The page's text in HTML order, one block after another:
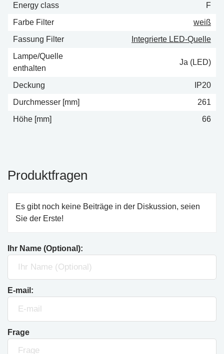
Energy class
F
Farbe Filter
weiß
Fassung Filter
Integrierte LED-Quelle
Lampe/Quelle
enthalten
Ja (LED)
Deckung
IP20
Durchmesser [mm]
261
Höhe [mm]
66
Produktfragen
Es gibt noch keine Beiträge in der Diskussion, seien
Sie der Erste!
Ihr Name (Optional):
E-mail:
Frage